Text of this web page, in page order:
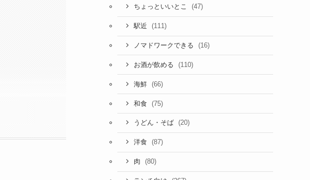
ちょっといいとこ (47)
駅近 (111)
ノマドワークできる (16)
お酒が飲める (110)
海鮮 (66)
和食 (75)
うどん・そば (20)
洋食 (87)
肉 (80)